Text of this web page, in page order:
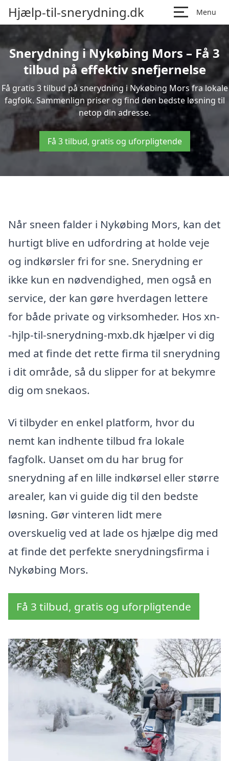
Hjælp-til-snerydning.dk Menu
Snerydning i Nykøbing Mors – Få 3
tilbud på effektiv snefjernelse
Få gratis 3 tilbud på snerydning i Nykøbing Mors fra lokale
fagfolk. Sammenlign priser og find den bedste løsning til
netop din adresse.
Få 3 tilbud, gratis og uforpligtende
Når sneen falder i Nykøbing Mors, kan det
hurtigt blive en udfordring at holde veje
og indkørsler fri for sne. Snerydning er
ikke kun en nødvendighed, men også en
service, der kan gøre hverdagen lettere
for både private og virksomheder. Hos xn-
-hjlp-til-snerydning-mxb.dk hjælper vi dig
med at finde det rette firma til snerydning
i dit område, så du slipper for at bekymre
dig om snekaos.
Vi tilbyder en enkel platform, hvor du
nemt kan indhente tilbud fra lokale
fagfolk. Uanset om du har brug for
snerydning af en lille indkørsel eller større
arealer, kan vi guide dig til den bedste
løsning. Gør vinteren lidt mere
overskuelig ved at lade os hjælpe dig med
at finde det perfekte snerydningsfirma i
Nykøbing Mors.
Få 3 tilbud, gratis og uforpligtende